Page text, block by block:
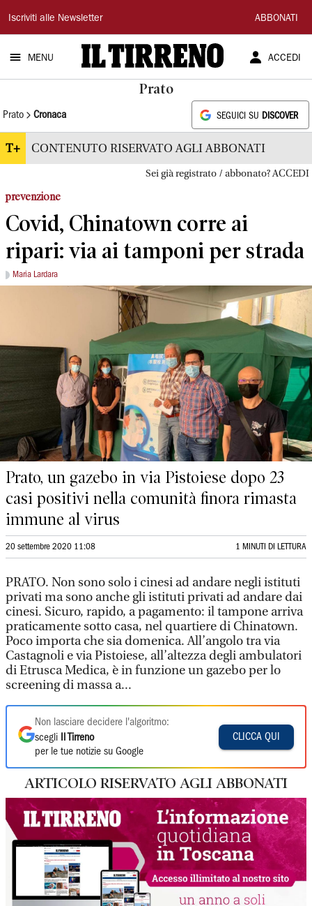
Il
Tirreno
Iscriviti alle Newsletter ABBONATI
MENU ACCEDI
Prato
Prato Cronaca SEGUICI SU DISCOVER
T+ CONTENUTO RISERVATO AGLI ABBONATI
Sei già registrato / abbonato? ACCEDI
prevenzione
Covid, Chinatown corre ai
ripari: via ai tamponi per strada
Maria Lardara
Prato, un gazebo in via Pistoiese dopo 23
casi positivi nella comunità finora rimasta
immune al virus
20 settembre 2020 11:08 1 MINUTI DI LETTURA
PRATO. Non sono solo i cinesi ad andare negli istituti
privati ma sono anche gli istituti privati ad andare dai
cinesi. Sicuro, rapido, a pagamento: il tampone arriva
praticamente sotto casa, nel quartiere di Chinatown.
Poco importa che sia domenica. All’angolo tra via
Castagnoli e via Pistoiese, all’altezza degli ambulatori
di Etrusca Medica, è in funzione un gazebo per lo
screening di massa a...
Non lasciare decidere l'algoritmo:
scegli
Il Tirreno
per le tue notizie su Google
CLICCA QUI
ARTICOLO RISERVATO AGLI ABBONATI